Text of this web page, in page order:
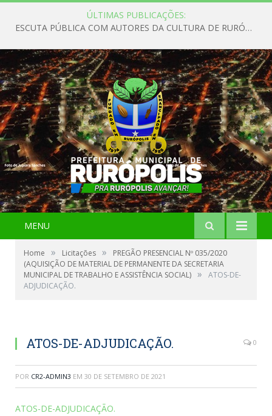
ÚLTIMAS PUBLICAÇÕES:
ESCUTA PÚBLICA COM AUTORES DA CULTURA DE RURÓPOLIS
MENU
Home » Licitações »
PREGÃO PRESENCIAL Nº 035/2020
(AQUISIÇÃO DE MATERIAL DE PERMANENTE DA SECRETARIA
MUNICIPAL DE TRABALHO E ASSISTÊNCIA SOCIAL) »
ATOS-DE-
ADJUDICAÇÃO.
ATOS-DE-ADJUDICAÇÃO. 0
POR CR2-ADMIN3 EM 30 DE SETEMBRO DE 2021
ATOS-DE-ADJUDICAÇÃO.